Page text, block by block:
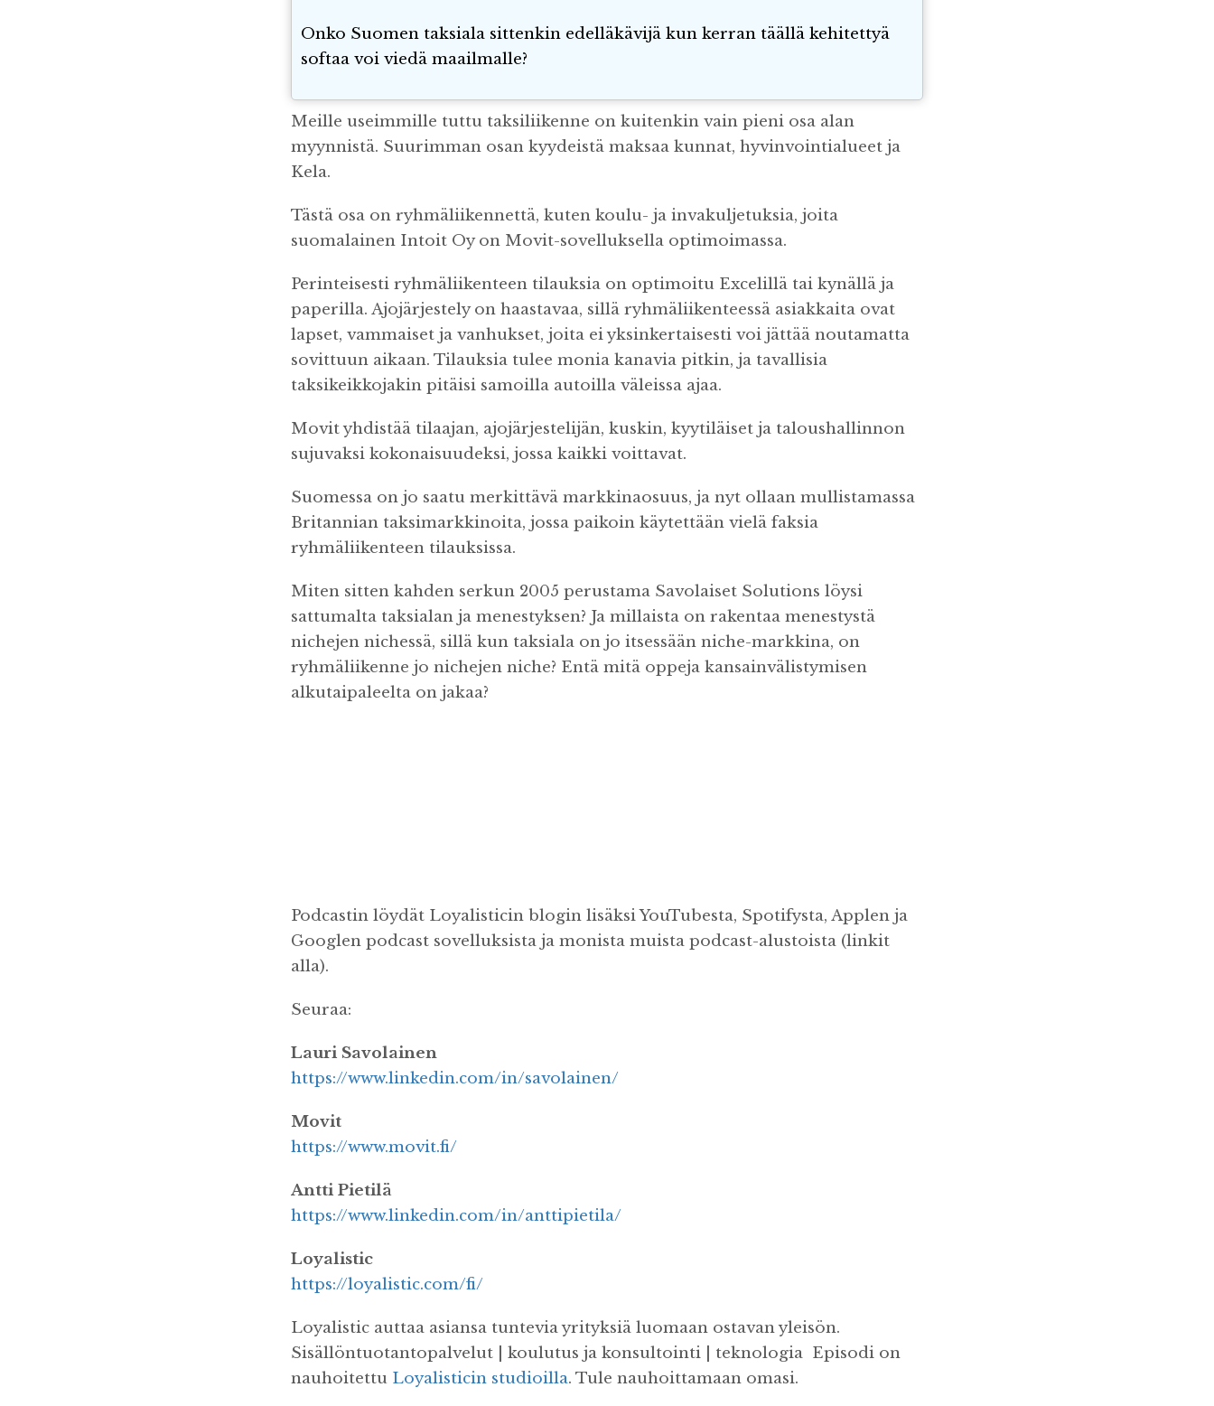
Onko Suomen taksiala sittenkin edelläkävijä kun kerran täällä kehitettyä
softaa voi viedä maailmalle?
Meille useimmille tuttu taksiliikenne on kuitenkin vain pieni osa alan
myynnistä. Suurimman osan kyydeistä maksaa kunnat, hyvinvointialueet ja
Kela.
Tästä osa on ryhmäliikennettä, kuten koulu- ja invakuljetuksia, joita
suomalainen Intoit Oy on Movit-sovelluksella optimoimassa.
Perinteisesti ryhmäliikenteen tilauksia on optimoitu Excelillä tai kynällä ja
paperilla. Ajojärjestely on haastavaa, sillä ryhmäliikenteessä asiakkaita ovat
lapset, vammaiset ja vanhukset, joita ei yksinkertaisesti voi jättää noutamatta
sovittuun aikaan. Tilauksia tulee monia kanavia pitkin, ja tavallisia
taksikeikkojakin pitäisi samoilla autoilla väleissa ajaa.
Movit yhdistää tilaajan, ajojärjestelijän, kuskin, kyytiläiset ja taloushallinnon
sujuvaksi kokonaisuudeksi, jossa kaikki voittavat.
Suomessa on jo saatu merkittävä markkinaosuus, ja nyt ollaan mullistamassa
Britannian taksimarkkinoita, jossa paikoin käytettään vielä faksia
ryhmäliikenteen tilauksissa.
Miten sitten kahden serkun 2005 perustama Savolaiset Solutions löysi
sattumalta taksialan ja menestyksen? Ja millaista on rakentaa menestystä
nichejen nichessä, sillä kun taksiala on jo itsessään niche-markkina, on
ryhmäliikenne jo nichejen niche? Entä mitä oppeja kansainvälistymisen
alkutaipaleelta on jakaa?
Podcastin löydät Loyalisticin blogin lisäksi YouTubesta, Spotifysta, Applen ja
Googlen podcast sovelluksista ja monista muista podcast-alustoista (linkit
alla).
Seuraa:
Lauri Savolainen
https://www.linkedin.com/in/savolainen/
Movit
https://www.movit.fi/
Antti Pietilä
https://www.linkedin.com/in/anttipietila/
Loyalistic
https://loyalistic.com/fi/
Loyalistic auttaa asiansa tuntevia yrityksiä luomaan ostavan yleisön.
Sisällöntuotantopalvelut | koulutus ja konsultointi | teknologia Episodi on
nauhoitettu Loyalisticin studioilla. Tule nauhoittamaan omasi.